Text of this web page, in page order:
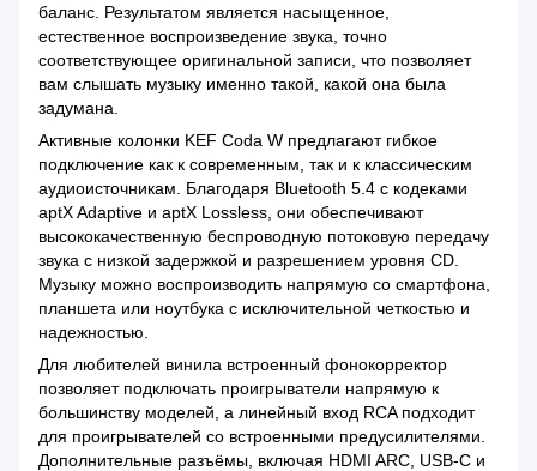
баланс. Результатом является насыщенное,
естественное воспроизведение звука, точно
соответствующее оригинальной записи, что позволяет
вам слышать музыку именно такой, какой она была
задумана.
Активные колонки KEF Coda W предлагают гибкое
подключение как к современным, так и к классическим
аудиоисточникам. Благодаря Bluetooth 5.4 с кодеками
aptX Adaptive и aptX Lossless, они обеспечивают
высококачественную беспроводную потоковую передачу
звука с низкой задержкой и разрешением уровня CD.
Музыку можно воспроизводить напрямую со смартфона,
планшета или ноутбука с исключительной четкостью и
надежностью.
Для любителей винила встроенный фонокорректор
позволяет подключать проигрыватели напрямую к
большинству моделей, а линейный вход RCA подходит
для проигрывателей со встроенными предусилителями.
Дополнительные разъёмы, включая HDMI ARC, USB-C и